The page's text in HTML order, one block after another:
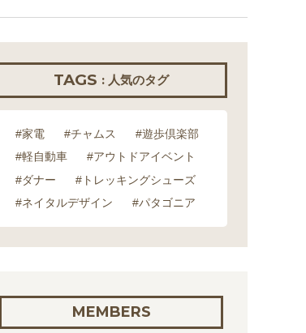
TAGS : 人気のタグ
#家電 #チャムス
#遊歩倶楽部
#軽自動車
#アウトドアイベント
#ダナー
#トレッキングシューズ
#ネイタルデザイン
#パタゴニア
MEMBERS